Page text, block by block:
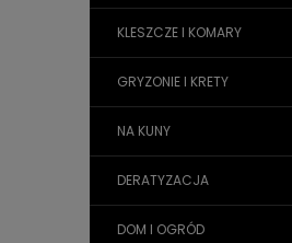
KLESZCZE I KOMARY
GRYZONIE I KRETY
NA KUNY
DERATYZACJA
DOM I OGRÓD